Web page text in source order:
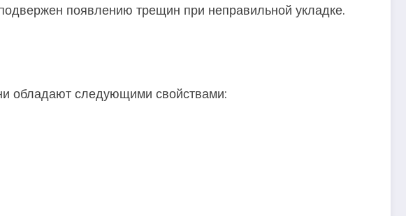
появлению трещин при неправильной укладке.
обладают следующими свойствами: